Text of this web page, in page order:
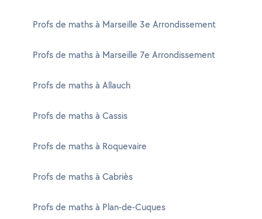
Profs de maths à Marseille 3e Arrondissement
Profs de maths à Marseille 7e Arrondissement
Profs de maths à Allauch
Profs de maths à Cassis
Profs de maths à Roquevaire
Profs de maths à Cabriès
Profs de maths à Plan-de-Cuques